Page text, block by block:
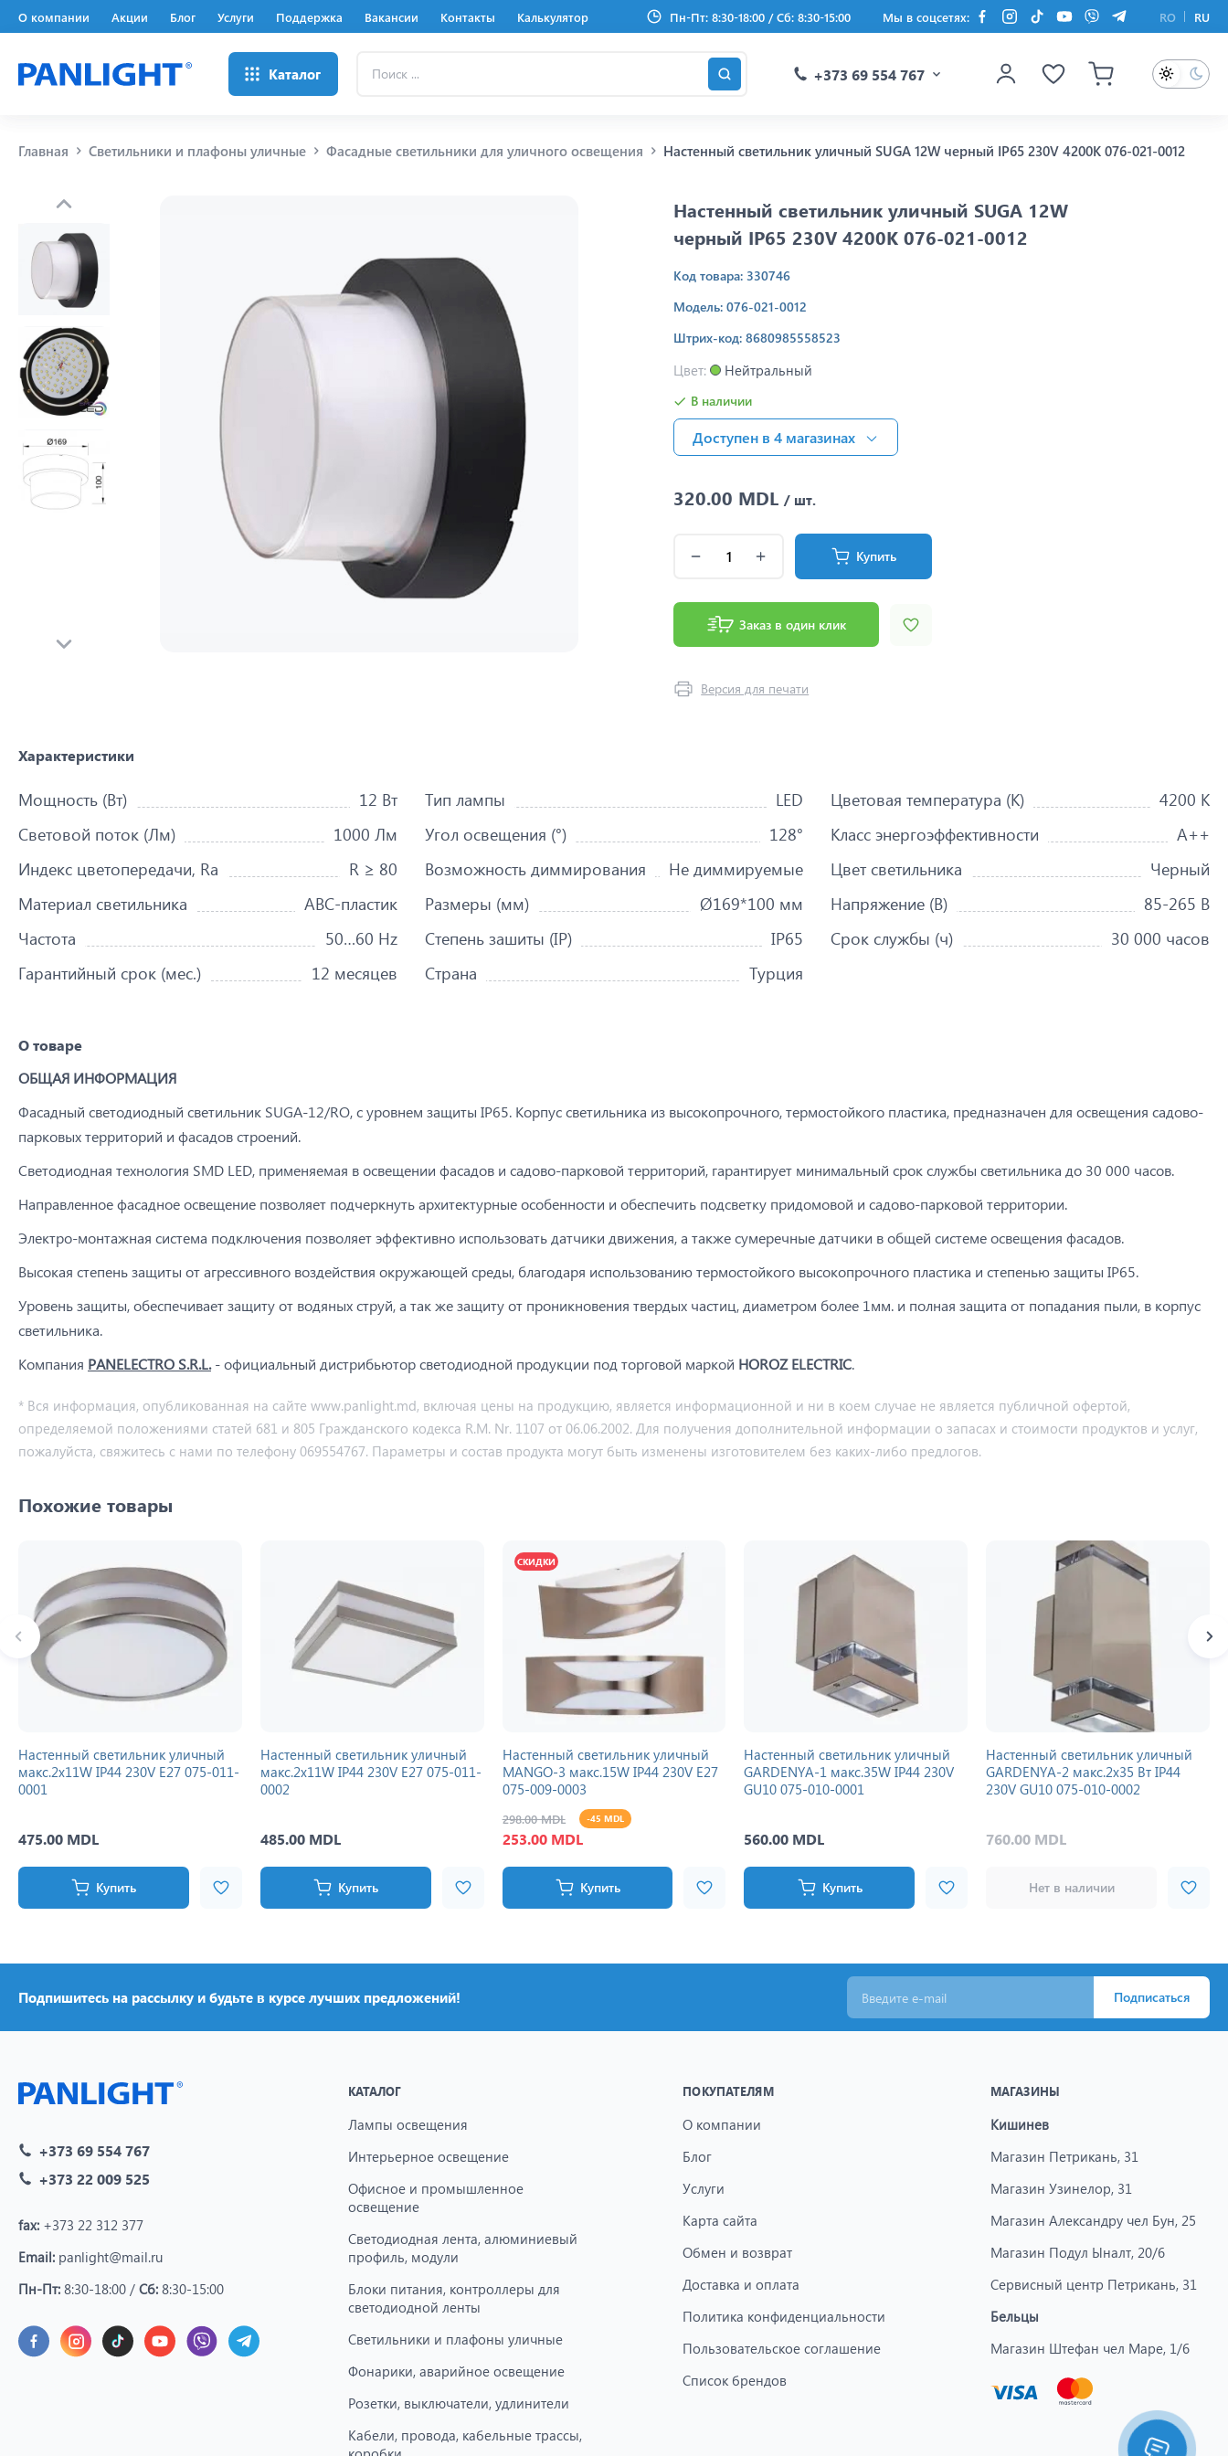
О компании Акции Блог Услуги Поддержка Вакансии Контакты Калькулятор Пн-Пт: 8:30-18:00 / Сб: 8:30-15:00 Мы в соцсетях: RO RU
Каталог +373 69 554 767
Главная Светильники и плафоны уличные Фасадные светильники для уличного освещения Настенный светильник уличный SUGA 12W черный IP65 230V 4200K 076-021-0012
Настенный светильник уличный SUGA 12W
черный IP65 230V 4200K 076-021-0012
Код товара: 330746
Модель: 076-021-0012
Штрих-код: 8680985558523
Цвет: Нейтральный
В наличии
Доступен в 4 магазинах
320.00 MDL/ шт.
Купить
Заказ в один клик
Версия для печати
Характеристики
Мощность (Вт) 12 Вт Тип лампы LED Цветовая температура (K)
4200 K
Световой поток (Лм)
1000 Лм Угол освещения (°) 128° Класс энергоэффективности
A++
Индекс цветопередачи, Ra
R ≥ 80 Возможность диммирования Не диммируемые Цвет светильника
Черный
Материал светильника
ABC-пластик Размеры (мм) Ø169*100 мм Напряжение (В)
85-265 В
Частота
50…60 Hz Степень зашиты (IP) IP65 Срок службы (ч)
30 000 часов
Гарантийный срок (мес.)
12 месяцев Страна Турция
О товаре
ОБЩАЯ ИНФОРМАЦИЯ
Фасадный светодиодный светильник SUGA-12/RO, с уровнем защиты IP65. Корпус светильника из высокопрочного, термостойкого пластика, предназначен для освещения садово-
парковых территорий и фасадов строений.
Светодиодная технология SMD LED, применяемая в освещении фасадов и садово-парковой территорий, гарантирует минимальный срок службы светильника до 30 000 часов.
Направленное фасадное освещение позволяет подчеркнуть архитектурные особенности и обеспечить подсветку придомовой и садово-парковой территории.
Электро-монтажная система подключения позволяет эффективно использовать датчики движения, а также сумеречные датчики в общей системе освещения фасадов.
Высокая степень защиты от агрессивного воздействия окружающей среды, благодаря использованию термостойкого высокопрочного пластика и степенью защиты IP65.
Уровень защиты, обеспечивает защиту от водяных струй, а так же защиту от проникновения твердых частиц, диаметром более 1мм. и полная защита от попадания пыли, в корпус
светильника.
Компания PANELECTRO S.R.L.- официальный дистрибьютор светодиодной продукции под торговой маркой HOROZ ELECTRIC.
* Вся информация, опубликованная на сайте www.panlight.md, включая цены на продукцию, является информационной и ни в коем случае не является публичной офертой,
определяемой положениями статей 681 и 805 Гражданского кодекса R.M. Nr. 1107 от 06.06.2002. Для получения дополнительной информации о запасах и стоимости продуктов и услуг,
пожалуйста, свяжитесь с нами по телефону 069554767. Параметры и состав продукта могут быть изменены изготовителем без каких-либо предлогов.
Похожие товары
Настенный светильник уличный
макс.2x11W IP44 230V E27 075-011-
0001
475.00 MDL
Купить
Настенный светильник уличный
макс.2x11W IP44 230V E27 075-011-
0002
485.00 MDL
Купить
СКИДКИ
Настенный светильник уличный
MANGO-3 макс.15W IP44 230V E27
075-009-0003
298.00 MDL -45 MDL
253.00 MDL
Купить
Настенный светильник уличный
GARDENYA-1 макс.35W IP44 230V
GU10 075-010-0001
560.00 MDL
Купить
Настенный светильник уличный
GARDENYA-2 макс.2x35 Вт IP44
230V GU10 075-010-0002
760.00 MDL
Нет в наличии
Подпишитесь на рассылку и будьте в курсе лучших предложений! Подписаться
+373 69 554 767
+373 22 009 525
fax: +373 22 312 377
Email: panlight@mail.ru
Пн-Пт: 8:30-18:00 / Сб: 8:30-15:00
КАТАЛОГ
Лампы освещения
Интерьерное освещение
Офисное и промышленное
освещение
Светодиодная лента, алюминиевый
профиль, модули
Блоки питания, контроллеры для
светодиодной ленты
Светильники и плафоны уличные
Фонарики, аварийное освещение
Розетки, выключатели, удлинители
Кабели, провода, кабельные трассы,
ПОКУПАТЕЛЯМ
О компании
Блог
Услуги
Карта сайта
Обмен и возврат
Доставка и оплата
Политика конфиденциальности
Пользовательское соглашение
Список брендов
МАГАЗИНЫ
Кишинев
Магазин Петрикань, 31
Магазин Узинелор, 31
Магазин Александру чел Бун, 25
Магазин Подул Ыналт, 20/6
Сервисный центр Петрикань, 31
Бельцы
Магазин Штефан чел Маре, 1/6